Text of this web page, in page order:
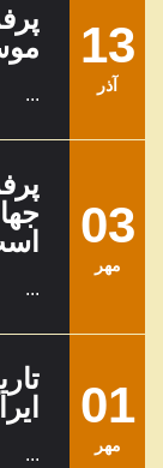
13
آذر ...
03
مهر
...
01
مهر ...